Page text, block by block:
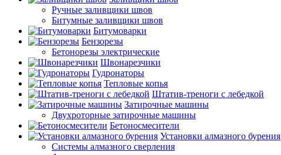
Ручные заливщики швов
Битумные заливщики швов
Битумоварки
Бензорезы
Бетонорезы электрические
Швонарезчики
Гудронаторы
Тепловые копья
Штатив-треноги с лебедкой
Затирочные машины
Двухроторные затирочные машины
Бетоносмесители
Установки алмазного бурения
Системы алмазного сверления